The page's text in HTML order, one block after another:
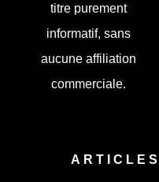
titre purement
informatif, sans
aucune affiliation
commerciale.